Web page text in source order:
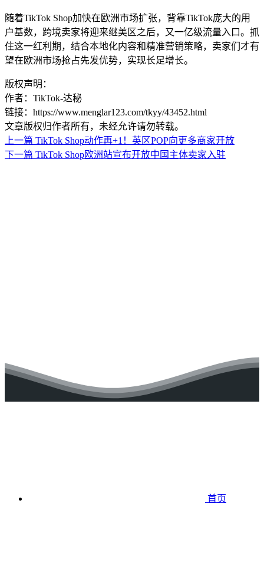
随着TikTok Shop加快在欧洲市场扩张，背靠TikTok庞大的用
户基数，跨境卖家将迎来继美区之后，又一亿级流量入口。抓
住这一红利期，结合本地化内容和精准营销策略，卖家们才有
望在欧洲市场抢占先发优势，实现长足增长。
版权声明：
作者：TikTok-达秘
链接：https://www.menglar123.com/tkyy/43452.html
文章版权归作者所有，未经允许请勿转载。
上一篇 TikTok Shop动作再+1！英区POP向更多商家开放
下一篇 TikTok Shop欧洲站宣布开放中国主体卖家入驻
首页